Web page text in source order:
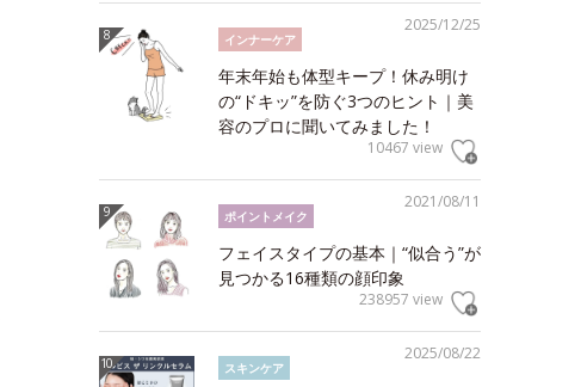
2025/12/25
インナーケア
年末年始も体型キープ！休み明け
の“ドキッ”を防ぐ3つのヒント｜美
容のプロに聞いてみました！
10467 view
2021/08/11
ポイントメイク
フェイスタイプの基本｜“似合う”が
見つかる16種類の顔印象
238957 view
2025/08/22
スキンケア